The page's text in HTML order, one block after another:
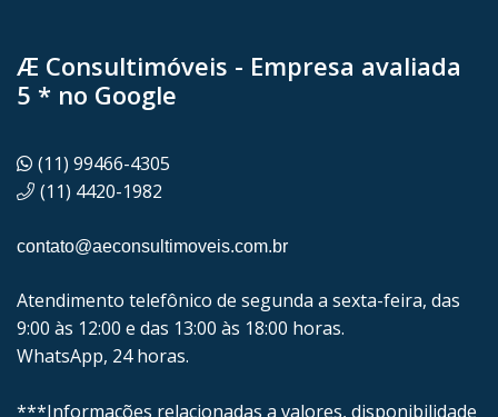
Æ Consultimóveis - Empresa avaliada
5 * no Google
(11) 99466-4305
(11) 4420-1982
contato@aeconsultimoveis.com.br
Atendimento telefônico de segunda a sexta-feira, das
9:00 às 12:00 e das 13:00 às 18:00 horas.
WhatsApp, 24 horas.
***Informações relacionadas a valores, disponibilidade